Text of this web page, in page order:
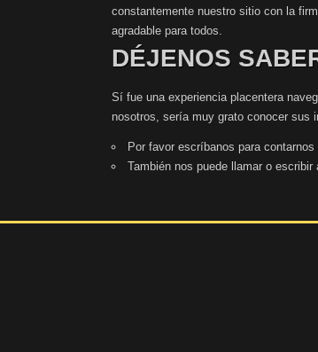
constantemente nuestro sitio con la
agradable para todos.
DÉJENOS
Sí fue una experiencia placentera
nosotros, sería muy grato conocer sus
Por favor escríbanos para
También nos puede llamar o escribir